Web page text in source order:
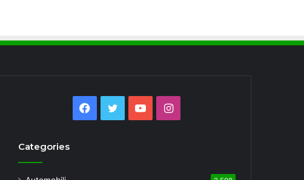
Facebook
TwitterYouTubeInstagram
Categories